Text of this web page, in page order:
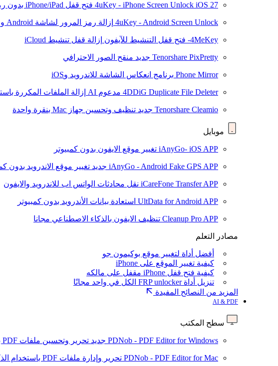
4uKey - iPhone Screen Unlock iOS 27 فتح قفل iPhone/iPad بدون رمز المرور
4uKey - Android Screen Unlock إزالة رمز المرور لشاشة Android و FRP
4MeKey- فتح قفل التنشيط للآيفون إزالة قفل تنشيط iCloud
Tenorshare PixPretty جديد منقح الصور الاحترافي
Phone Mirror برنامج انعكاس الشاشة للاندرويد وiOS
4DDiG Duplicate File Deleter مدعوم AI إزالة الملفات المكررة
Tenorshare Cleamio جديد تنظيف وتحسين جهاز Mac بنقرة واحدة
موبايل
iAnyGo- iOS APP تغيير موقع الايفون بدون كمبيوتر
iAnyGo - Android Fake GPS APP جديد تغيير موقع الاندرويد بدون
iCareFone Transfer APP نقل محادثات الواتس اب للاندرويد والايفون
UltData for Android APP استعادة بيانات الأندرويد بدون كمبيوتر
Cleanup Pro APP تنظيف الايفون بالذكاء الاصطناعي مجانا
مصادر التعلم
أفضل أداة لتغيير موقع بوكيمون جو
كيفية تغيير الموقع على iPhone
كيفية فتح قفل iPhone مقفل على مالكه
تنزيل أداة FRP unlocker الكل في واحد مجانًا
المزيد من النصائح المفيدة
AI & PDF
سطح المكتب
PDNob - PDF Editor for Windows جديد تحرير وتحسين ملفات PDF باستخدام الذكاء الاصطناعي على Windows
PDNob - PDF Editor for Mac تحرير وإدارة ملفات PDF باستخدام الذكاء الاصطناعي على نظام macOS